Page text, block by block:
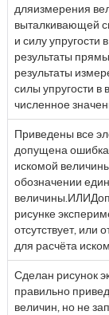
дляизмерения
выталкивающей
и силу упругости
результаты
результаты
силы упругости в
численное
Приведены все
допущена
искомой
обозначении
рисунке
отсутствует, или
для расчёта
Сделан рисунок
правильно
величин, но не